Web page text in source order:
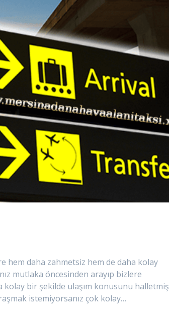
hem daha zahmetsiz hem de daha kolay
mutlaka öncesinden arayıp bizlere
kolay bir şekilde ulaşım konusunu halletmiş
istemiyorsanız çok kolay…